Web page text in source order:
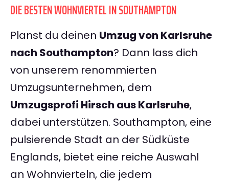
DIE BESTEN WOHNVIERTEL IN SOUTHAMPTON
Planst du deinen Umzug von Karlsruhe
nach Southampton? Dann lass dich
von unserem renommierten
Umzugsunternehmen, dem
Umzugsprofi Hirsch aus Karlsruhe,
dabei unterstützen. Southampton, eine
pulsierende Stadt an der Südküste
Englands, bietet eine reiche Auswahl
an Wohnvierteln, die jedem